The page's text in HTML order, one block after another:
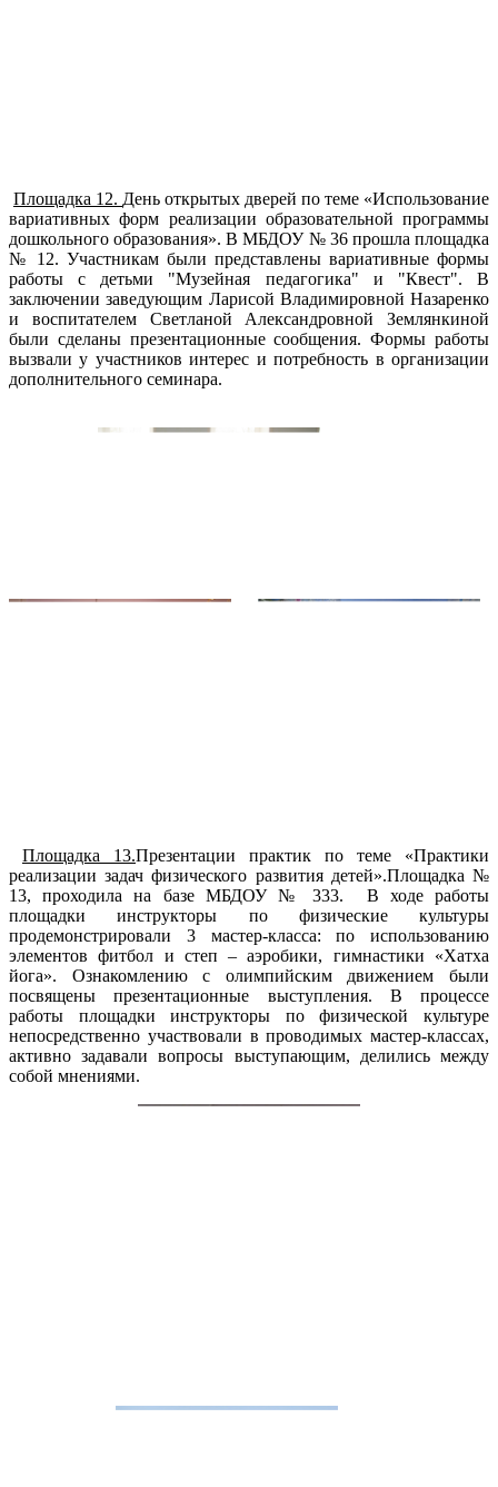
Площадка 12. День открытых дверей по теме «Использование
вариативных форм реализации образовательной программы
дошкольного образования». В МБДОУ № 36 прошла площадка
№ 12. Участникам были представлены вариативные формы
работы с детьми "Музейная педагогика" и "Квест". В
заключении заведующим Ларисой Владимировной Назаренко
и воспитателем Светланой Александровной Землянкиной
были сделаны презентационные сообщения. Формы работы
вызвали у участников интерес и потребность в организации
дополнительного семинара.
Площадка 13.Презентации практик по теме «Практики
реализации задач физического развития детей».Площадка №
13, проходила на базе МБДОУ № 333. В ходе работы
площадки инструкторы по физические культуры
продемонстрировали 3 мастер-класса: по использованию
элементов фитбол и степ – аэробики, гимнастики «Хатха
йога». Ознакомлению с олимпийским движением были
посвящены презентационные выступления. В процессе
работы площадки инструкторы по физической культуре
непосредственно участвовали в проводимых мастер-классах,
активно задавали вопросы выступающим, делились между
собой мнениями.